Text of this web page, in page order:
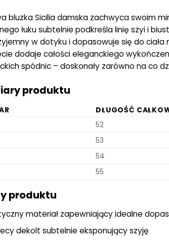
bluzka Sicilia damska zachwyca swoim
łuku subtelnie podkreśla linię szyi i
w dotyku i dopasowuje się do ciała
dodaje całości eleganckiego
spódnic – doskonały zarówno na co
produktu
DŁUGOŚĆ
52
53
54
55
produktu
materiał zapewniający idealne
dekolt subtelnie eksponujący szyję